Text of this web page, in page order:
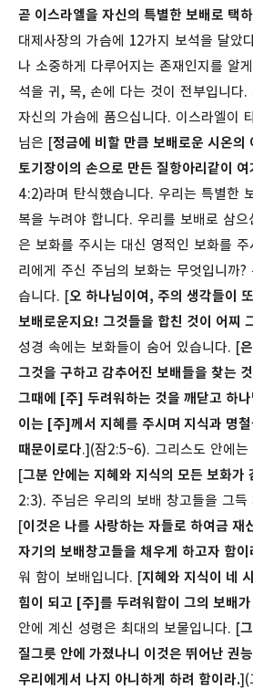
곧 이스라엘을 자신의 특별한 보배로 택
대제사장의 가슴에 12가지 보석을 달았
나 소중하게 다루어지는 존재인지를 알
석을 귀, 목, 손에 다는 것이 전부입니다.
자신의 가슴에 품으십니다. 이스라엘이
님은 [정금에 비할 만큼 보배로운 시온의
토기장이의 손으로 만든 질항아리같이
4:2)라며 탄식했습니다. 우리는 특별한
복을 누려야 합니다. 우리를 보배로 삼
은 보화를 주시는 대신 영적인 보화를
리에게 주신 주님의 보화는 무엇입니까?
습니다. [오 하나님이여, 주의 생각들이
보배로운지요! 그것들을 합친 것이 어찌
성경 속에는 보화들이 숨어 있습니다. [
그것을 구하고 감추어진 보배들을 찾는
그때에 [주] 두려워하는 것을 깨닫고 하
이는 [주]께서 지혜를 주시며 지식과 명
때문이로다.](잠2:5~6). 그리스도 안에
[그분 안에는 지혜와 지식의 모든 보화가
2:3). 주님은 우리의 보배 창고들을 그득
[이것은 나를 사랑하는 자들로 하여금 재
자기의 보배창고들을 채우게 하고자 함이
워 함이 보배입니다. [지혜와 지식이 네
힘이 되고 [주]를 두려워함이 그의 보배
안에 계신 성령은 최대의 보물입니다. [
질그릇 안에 가졌나니 이것은 뛰어난 권
우리에게서 나지 아니하게 하려 함이라.](